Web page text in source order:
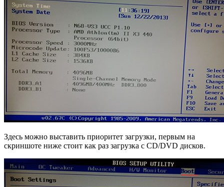
Здесь можно выставить приоритет загрузки, первым на
скриншоте ниже стоит как раз загрузка с CD/DVD дисков.